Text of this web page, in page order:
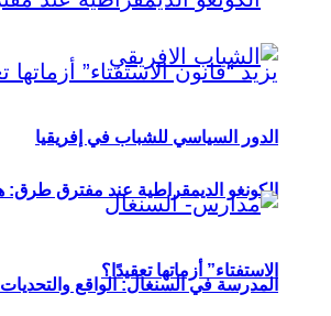
الكونغو الديمقراطية عند مفترق طرق:
الاستفتاء” أزماتها تعقيدًا؟
الدور السياسي للشباب في إفريقيا
المدرسة في السنغال: الواقع